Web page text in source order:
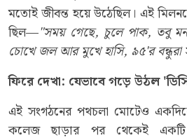
মতোই জীবন্ত হয়ে উঠেছিল। এই
ছিল—"সময় গেছে, চুলে পাক, তবু
চোখে জল আর মুখে হাসি, ৯৫'র বন্ধুরা
ফিরে দেখা: যেভাবেগড়েউঠল'
এই সংগঠনের পথচলা মোটেও
কলেজ ছাড়ার পর থেকেই একটি